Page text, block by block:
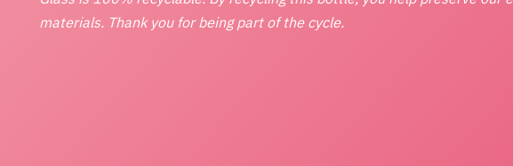
materials. Thank you for being part of the cycle.